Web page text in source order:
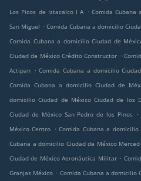
Los Picos de Iztacalco I A . Comida Cubana
San Miguel . Comida Cubana a domicilio
Comida Cubana a domicilio Ciudad de
Ciudad de México Crédito Constructor .
Actipan . Comida Cubana a domicilio
Comida Cubana a domicilio Ciudad de
domicilio Ciudad de México Ciudad de los
Ciudad de México San Pedro de los Pinos .
México Centro . Comida Cubana a domicilio
Cubana a domicilio Ciudad de México
Ciudad de México Aeronáutica Militar .
Granjas México . Comida Cubana a domicilio